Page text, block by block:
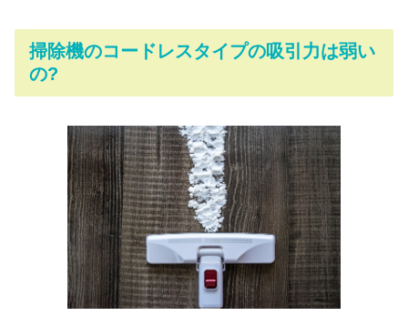
掃除機のコードレスタイプの吸引力は弱い
の?